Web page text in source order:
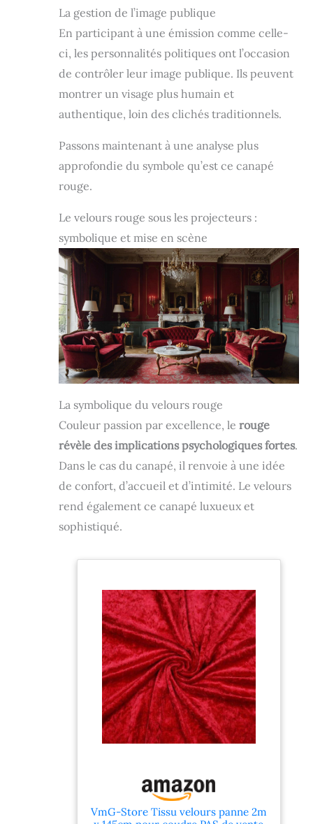
La gestion de l’image publique
En participant à une émission comme celle-
ci, les personnalités politiques ont l’occasion
de contrôler leur image publique. Ils peuvent
montrer un visage plus humain et
authentique, loin des clichés traditionnels.
Passons maintenant à une analyse plus
approfondie du symbole qu’est ce canapé
rouge.
Le velours rouge sous les projecteurs :
symbolique et mise en scène
La symbolique du velours rouge
Couleur passion par excellence, le rouge
révèle des implications psychologiques fortes.
Dans le cas du canapé, il renvoie à une idée
de confort, d’accueil et d’intimité. Le velours
rend également ce canapé luxueux et
sophistiqué.
VmG-Store Tissu velours panne 2m